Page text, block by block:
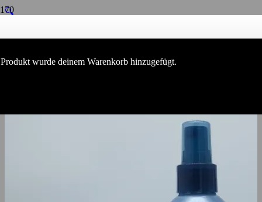
Produkt wurde deinem Warenkorb hinzugefügt.
🔍